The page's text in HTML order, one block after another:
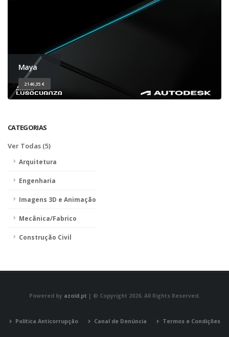
Maya
2146,35 €
CATEGORIAS
Ver Todas (5)
Arquitetura
Engenharia
Imagens 3D e Animação
Mecânica/Fabrico
Construção Civil
Powered by azoid.pt | © Copyright 2026. All Rights Reserved.
Política Anticorrupção Canal de Denúncia Termos e Condições